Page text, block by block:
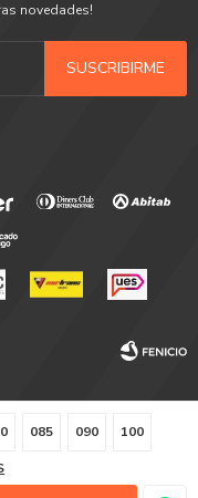
085 090 100
novedades!
SUSCRIBIRME